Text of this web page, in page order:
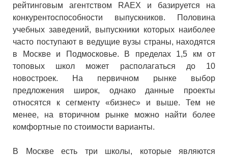
рейтинговым агентством RAEX и базируется на
конкурентоспособности выпускников. Половина
учебных заведений, выпускники которых наиболее
часто поступают в ведущие вузы страны, находятся
в Москве и Подмосковье. В пределах 1,5 км от
топовых школ может располагаться до 10
новостроек. На первичном рынке выбор
предложения широк, однако данные проекты
относятся к сегменту «бизнес» и выше. Тем не
менее, на вторичном рынке можно найти более
комфортные по стоимости варианты.
В Москве есть три школы, которые являются